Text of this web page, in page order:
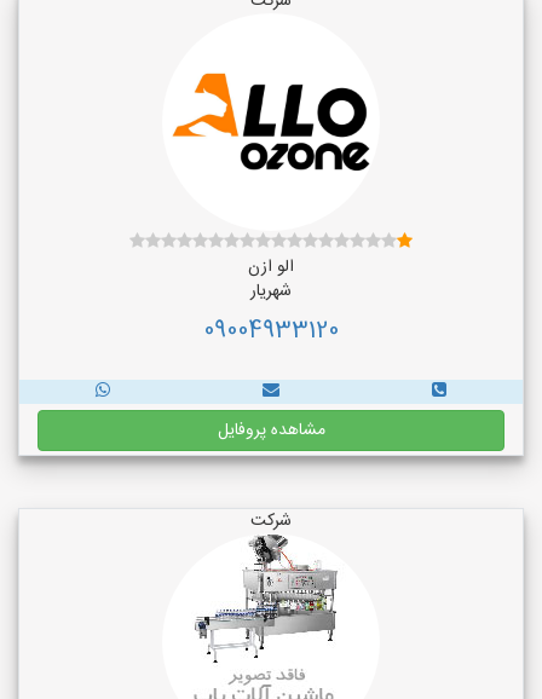
الو ازن
شهریار
09004933120
مشاهده پروفایل
شرکت